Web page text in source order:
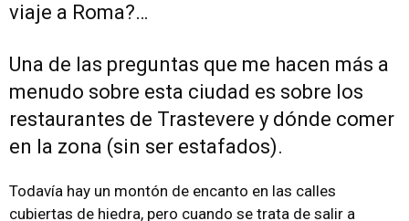
viaje a Roma?…
Una de las preguntas que me hacen más a
menudo sobre esta ciudad es sobre los
restaurantes de Trastevere y dónde comer
en la zona (sin ser estafados).
Todavía hay un montón de encanto en las calles
cubiertas de hiedra, pero cuando se trata de salir a